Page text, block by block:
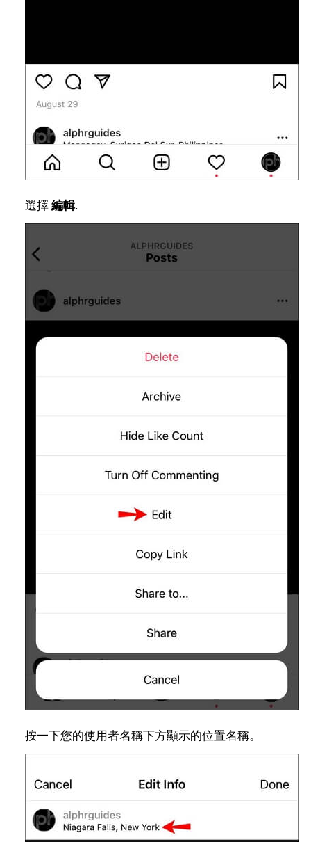
選擇 編輯.
按一下您的使用者名稱下方顯示的位置名稱。